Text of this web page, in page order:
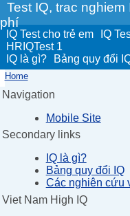
Test IQ, trac
phí
IQ Test cho trẻ em IQ
HRIQTest 1
IQ là gì?
Bảng quy đổi
Home
Navigation
Mobile Site
Secondary links
IQ là gì?
Bảng quy đổi IQ
Các nghiên cứu
Viet Nam High IQ